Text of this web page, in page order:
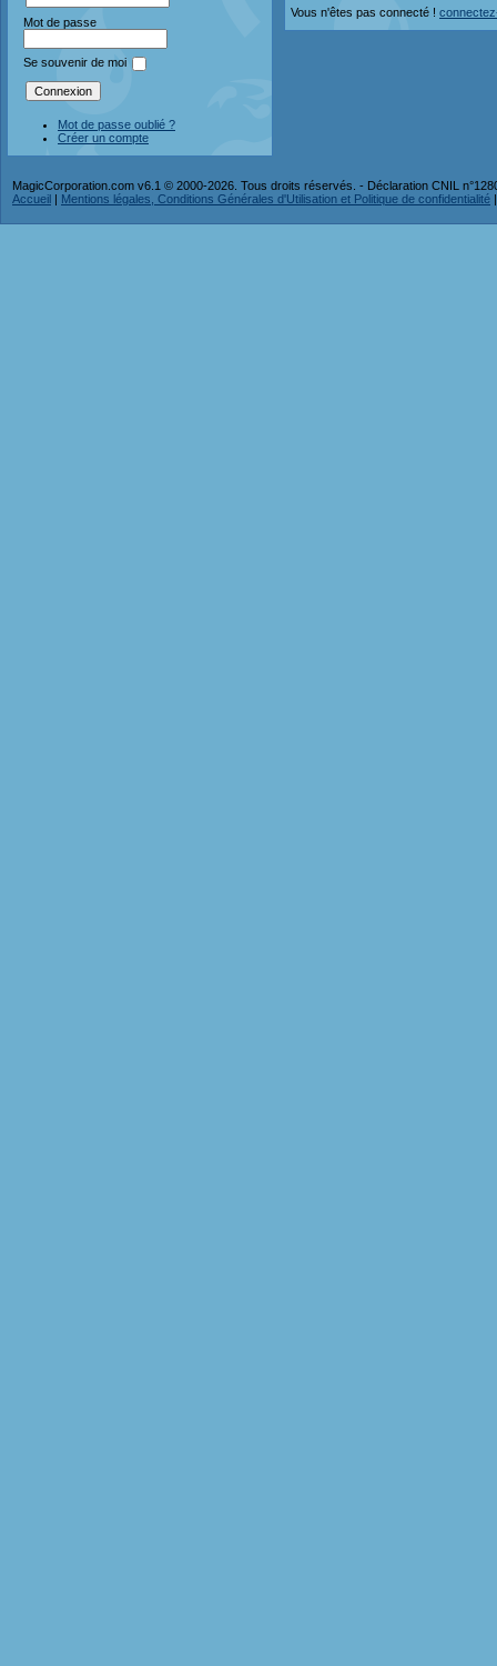
Mot de passe
Se souvenir de moi
Mot de passe oublié ?
Créer un compte
Vous n'êtes pas connecté !
MagicCorporation.com v6.1 © 2000-2026. Tous droits réservés. - Déclaration CNIL
Accueil | Mentions légales, Conditions Générales d'Utilisation et Politique de confidentialité